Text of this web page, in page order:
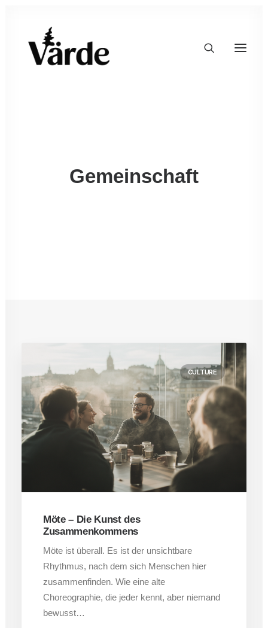
Gemeinschaft
CULTURE
Möte – Die Kunst des
Zusammenkommens
Möte ist überall. Es ist der unsichtbare
Rhythmus, nach dem sich Menschen hier
zusammenfinden. Wie eine alte
Choreographie, die jeder kennt, aber niemand
bewusst…